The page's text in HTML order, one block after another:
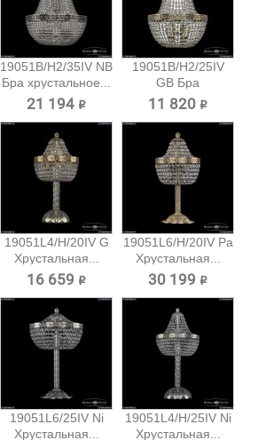
19051B/H2/35IV NB
Бра хрустальное...
21 194 ₽
19051B/H2/25IV
GB Бра
хрустальное...
11 820 ₽
19051L4/H/20IV G
Хрустальная...
16 659 ₽
19051L6/H/20IV Pa
Хрустальная...
30 199 ₽
19051L6/25IV Ni
Хрустальная...
19051L4/H/25IV Ni
Хрустальная...